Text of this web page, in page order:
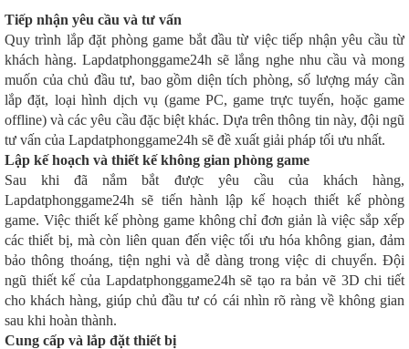
Tiếp nhận yêu cầu và tư vấn
Quy trình lắp đặt phòng game bắt đầu từ việc tiếp nhận yêu cầu từ
khách hàng. Lapdatphonggame24h sẽ lắng nghe nhu cầu và mong
muốn của chủ đầu tư, bao gồm diện tích phòng, số lượng máy cần
lắp đặt, loại hình dịch vụ (game PC, game trực tuyến, hoặc game
offline) và các yêu cầu đặc biệt khác. Dựa trên thông tin này, đội ngũ
tư vấn của Lapdatphonggame24h sẽ đề xuất giải pháp tối ưu nhất.
Lập kế hoạch và thiết kế không gian phòng game
Sau khi đã nắm bắt được yêu cầu của khách hàng,
Lapdatphonggame24h sẽ tiến hành lập kế hoạch thiết kế phòng
game. Việc thiết kế phòng game không chỉ đơn giản là việc sắp xếp
các thiết bị, mà còn liên quan đến việc tối ưu hóa không gian, đảm
bảo thông thoáng, tiện nghi và dễ dàng trong việc di chuyển. Đội
ngũ thiết kế của Lapdatphonggame24h sẽ tạo ra bản vẽ 3D chi tiết
cho khách hàng, giúp chủ đầu tư có cái nhìn rõ ràng về không gian
sau khi hoàn thành.
Cung cấp và lắp đặt thiết bị